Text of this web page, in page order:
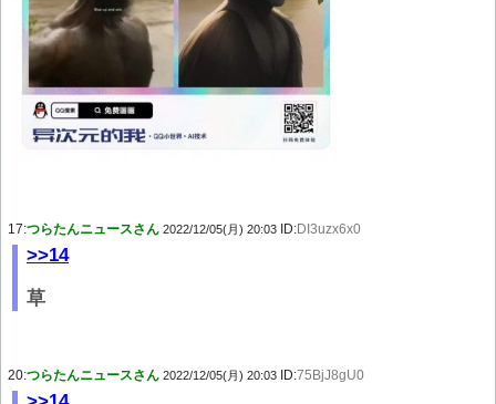
17:つらたんニュースさん 2022/12/05(月) 20:03 ID:DI3uzx6x0
>>14
草
20:つらたんニュースさん 2022/12/05(月) 20:03 ID:75BjJ8gU0